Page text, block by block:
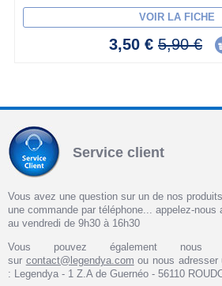
VOIR LA FICHE
3,50 € 5,90 €
Service client
Vous avez une question sur un de nos
une commande par téléphone... appelez-nous
au vendredi de 9h30 à 16h30
Vous pouvez également nous
sur contact@legendya.com ou nous adresser
: Legendya - 1 Z.A de Guernéo - 56110